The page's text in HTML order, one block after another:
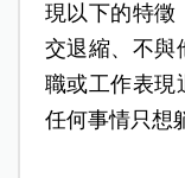
現以下的特徵
交退縮、不與
職或工作表現
任何事情只想